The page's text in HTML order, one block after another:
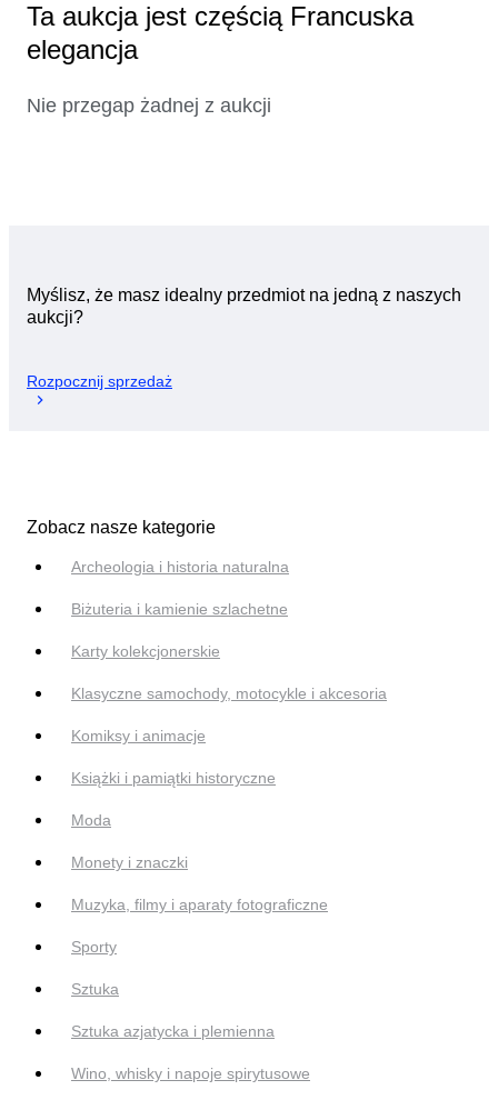
Ta aukcja jest częścią Francuska
elegancja
Nie przegap żadnej z aukcji
Myślisz, że masz idealny przedmiot na jedną z naszych
aukcji?
Rozpocznij sprzedaż
Zobacz nasze kategorie
Archeologia i historia naturalna
Biżuteria i kamienie szlachetne
Karty kolekcjonerskie
Klasyczne samochody, motocykle i akcesoria
Komiksy i animacje
Książki i pamiątki historyczne
Moda
Monety i znaczki
Muzyka, filmy i aparaty fotograficzne
Sporty
Sztuka
Sztuka azjatycka i plemienna
Wino, whisky i napoje spirytusowe